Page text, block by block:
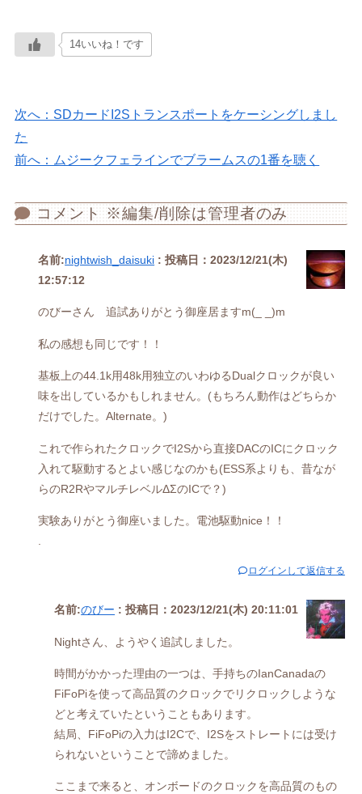
14いいね！です
次へ：SDカードI2Sトランスポートをケーシングしまし
た
前へ：ムジークフェラインでブラームスの1番を聴く
コメント ※編集/削除は管理者のみ
名前:nightwish_daisuki : 投稿日：2023/12/21(木)
12:57:12
のびーさん 追試ありがとう御座居ますm(_ _)m
私の感想も同じです！！
基板上の44.1k用48k用独立のいわゆるDualクロックが良い
味を出しているかもしれません。(もちろん動作はどちらか
だけでした。Alternate。)
これで作られたクロックでI2Sから直接DACのICにクロック
入れて駆動するとよい感じなのかも(ESS系よりも、昔なが
らのR2RやマルチレベルΔΣのICで？)
実験ありがとう御座いました。電池駆動nice！！
ログインして返信する
名前:のびー : 投稿日：2023/12/21(木) 20:11:01
Nightさん、ようやく追試しました。
時間がかかった理由の一つは、手持ちのIanCanadaの
FiFoPiを使って高品質のクロックでリクロックしような
どと考えていたということもあります。
結局、FiFoPiの入力はI2Cで、I2Sをストレートには受け
られないということで諦めました。
ここまで来ると、オンボードのクロックを高品質のもの